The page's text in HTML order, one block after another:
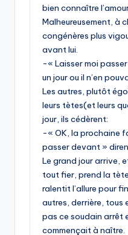
bien connaître
Malheureusement, à
congénères plus
avant lui.
-« Laisser moi
un jour ou il n’en
Les autres, plutôt
leurs tètes(et leurs
jour, ils cédèrent:
-« OK, la prochaine
passer devant »
Le grand jour arrive,
tout fier, prend la
ralentit l’allure pour
autres, derrière, tous
pas ce soudain arrêt
commençait à naître.